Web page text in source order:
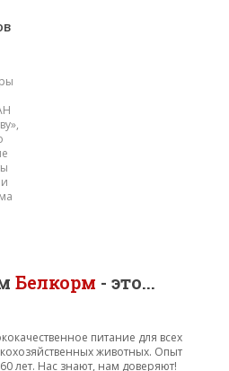
Белкорм - это...
питание для всех
животных. Опыт
лет. Нас знают, нам доверяют!